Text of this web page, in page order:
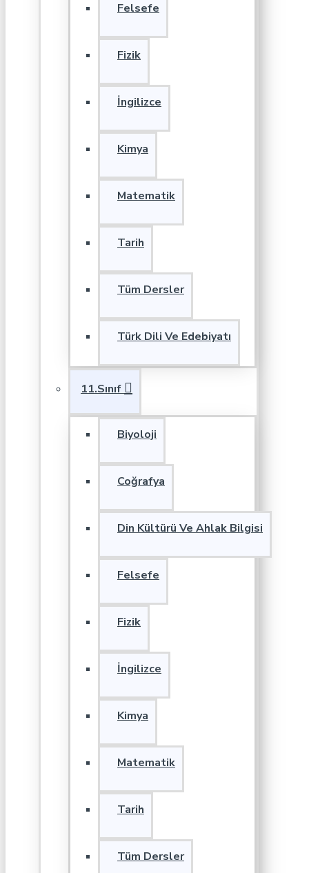
Felsefe
Fizik
İngilizce
Kimya
Matematik
Tarih
Tüm Dersler
Türk Dili Ve Edebiyatı
11.Sınıf
Biyoloji
Coğrafya
Din Kültürü Ve Ahlak Bilgisi
Felsefe
Fizik
İngilizce
Kimya
Matematik
Tarih
Tüm Dersler